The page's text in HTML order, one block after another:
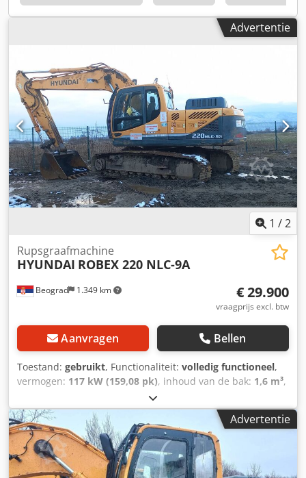
Advertentie
1 /2
Beograd 1.349 km
Rupsgraafmachine
HYUNDAI ROBEX 220 NLC-9A
€ 29.900
vraagprijs excl. btw
Aanvragen Bellen
Toestand: gebruikt, Functionaliteit: volledig functioneel,
vermogen: 117 kW (159,08 pk), inhoud van de bak: 1,6 m³,
, machine-/voertuignummer:
HHKHZ612KG0000050, Volledig functioneel Dodpfx
Aeylkryecfjck
Advertentie